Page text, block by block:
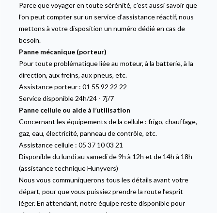
Parce que voyager en toute sérénité, c’est aussi savoir que
l’on peut compter sur un service d’assistance réactif, nous
mettons à votre disposition un numéro dédié en cas de
besoin.
Panne mécanique (porteur)
Pour toute problématique liée au moteur, à la batterie, à la
direction, aux freins, aux pneus, etc.
Assistance porteur : 01 55 92 22 22
Service disponible 24h/24 - 7j/7
Panne cellule ou aide à l’utilisation
Concernant les équipements de la cellule : frigo, chauffage,
gaz, eau, électricité, panneau de contrôle, etc.
Assistance cellule : 05 37 10 03 21
Disponible du lundi au samedi de 9h à 12h et de 14h à 18h
(assistance technique Hunyvers)
Nous vous communiquerons tous les détails avant votre
départ, pour que vous puissiez prendre la route l’esprit
léger. En attendant, notre équipe reste disponible pour